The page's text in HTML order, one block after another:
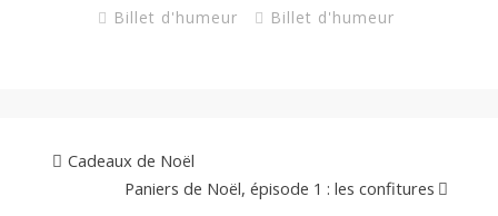
Billet d'humeur Billet d'humeur
Cadeaux de Noël
Paniers de Noël, épisode 1 : les confitures